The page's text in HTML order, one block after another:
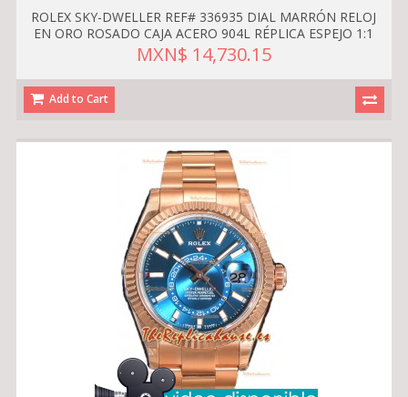
ROLEX SKY-DWELLER REF# 336935 DIAL MARRÓN RELOJ
EN ORO ROSADO CAJA ACERO 904L RÉPLICA ESPEJO 1:1
MXN$ 14,730.15
Add to Cart